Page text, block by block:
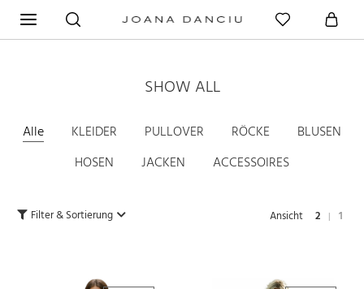
SHOW ALL
Alle KLEIDER PULLOVER RÖCKE
BLUSEN
HOSEN
JACKEN ACCESSOIRES
Filter & Sortierung Ansicht 2 | 1